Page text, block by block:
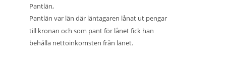
Pantlän,
Pantlän var län där läntagaren lånat ut pengar
till kronan och som pant för lånet fick han
behålla nettoinkomsten från länet.